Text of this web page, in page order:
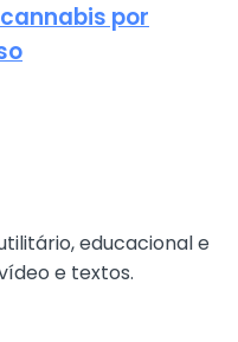
por
educacional e
e textos.